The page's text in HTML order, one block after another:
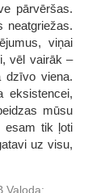
pārvēršas.
neatgriežas.
viņai
vēl vairāk –
dzīvo viena.
eksistencei,
mūsu
esam tik ļoti
uz visu,
Valoda: